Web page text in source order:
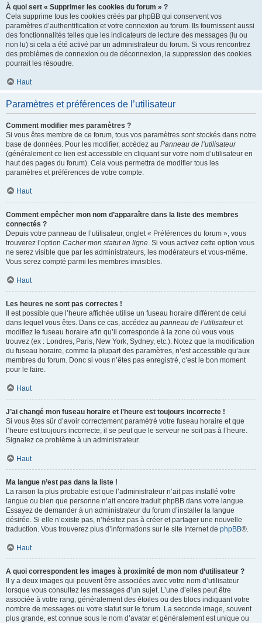
À quoi sert « Supprimer les cookies du forum » ?
Cela supprime tous les cookies créés par phpBB qui conservent vos
paramètres d’authentification et votre connexion au forum. Ils fournissent aussi
des fonctionnalités telles que les indicateurs de lecture des messages (lu ou
non lu) si cela a été activé par un administrateur du forum. Si vous rencontrez
des problèmes de connexion ou de déconnexion, la suppression des cookies
pourrait les résoudre.
Haut
Paramètres et préférences de l’utilisateur
Comment modifier mes paramètres ?
Si vous êtes membre de ce forum, tous vos paramètres sont stockés dans notre
base de données. Pour les modifier, accédez au Panneau de l’utilisateur
(généralement ce lien est accessible en cliquant sur votre nom d’utilisateur en
haut des pages du forum). Cela vous permettra de modifier tous les
paramètres et préférences de votre compte.
Haut
Comment empêcher mon nom d’apparaître dans la liste des membres
connectés ?
Depuis votre panneau de l’utilisateur, onglet « Préférences du forum », vous
trouverez l’option Cacher mon statut en ligne. Si vous activez cette option vous
ne serez visible que par les administrateurs, les modérateurs et vous-même.
Vous serez compté parmi les membres invisibles.
Haut
Les heures ne sont pas correctes !
Il est possible que l’heure affichée utilise un fuseau horaire différent de celui
dans lequel vous êtes. Dans ce cas, accédez au panneau de l’utilisateuret
modifiez le fuseau horaire afin qu’il corresponde à la zone où vous vous
trouvez (ex : Londres, Paris, New York, Sydney, etc.). Notez que la modification
du fuseau horaire, comme la plupart des paramètres, n’est accessible qu’aux
membres du forum. Donc si vous n’êtes pas enregistré, c’est le bon moment
pour le faire.
Haut
J’ai changé mon fuseau horaire et l’heure est toujours incorrecte !
Si vous êtes sûr d’avoir correctement paramétré votre fuseau horaire et que
l’heure est toujours incorrecte, il se peut que le serveur ne soit pas à l’heure.
Signalez ce problème à un administrateur.
Haut
Ma langue n’est pas dans la liste !
La raison la plus probable est que l’administrateur n’ait pas installé votre
langue ou bien que personne n’ait encore traduit phpBB dans votre langue.
Essayez de demander à un administrateur du forum d’installer la langue
désirée. Si elle n’existe pas, n’hésitez pas à créer et partager une nouvelle
traduction. Vous trouverez plus d’informations sur le site Internet de phpBB®.
Haut
A quoi correspondent les images à proximité de mon nom d’utilisateur ?
Il y a deux images qui peuvent être associées avec votre nom d’utilisateur
lorsque vous consultez les messages d’un sujet. L’une d’elles peut être
associée à votre rang, généralement des étoiles ou des blocs indiquant votre
nombre de messages ou votre statut sur le forum. La seconde image, souvent
plus grande, est connue sous le nom d’avatar et généralement est unique ou